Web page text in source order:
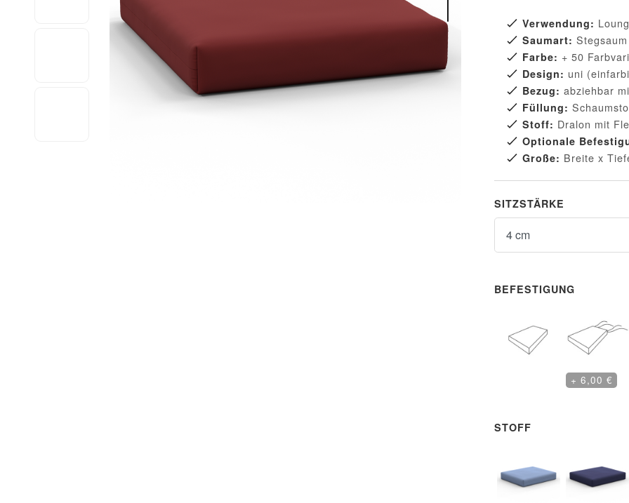
Verwendung:
Saumart: Stegsaum
Farbe: + 50
Design: uni
Bezug: abziehbar
Füllung:
Stoff: Dralon mit
Optionale
Große: Breite x
SITZSTÄRKE
Sitzstärke
BEFESTIGUNG
Ohne SchlaufenMit Schlaufen
+ 6,00 €
STOFF